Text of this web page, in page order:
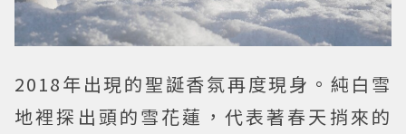
2018年出現的聖誕香氛再度現身。純白雪
地裡探出頭的雪花蓮，代表著春天捎來的